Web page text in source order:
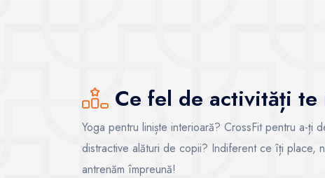
Ce fel de activități te
Yoga pentru liniște interioară? CrossFit pentru a-ți
distractive alături de copii? Indiferent ce îți place,
antrenăm împreună!